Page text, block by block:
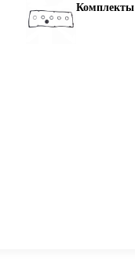
Комплекты